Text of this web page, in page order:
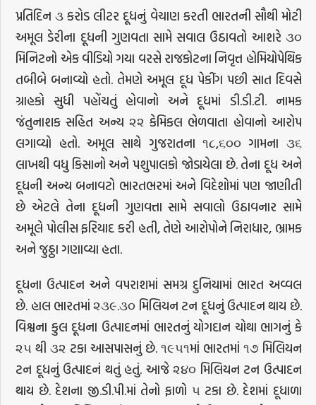
પ્રતિદિન ૩ કરોડ લીટર દૂધનું વેચાણ કરતી ભારતની સૌથી મોટી
અમૂલ ડેરીના દૂધની ગુણવતા સામે સવાલ ઉઠાવતો આશરે ૩૦
મિનિટનો એક વીડિયો ગયા વરસે રાજકોટના નિવૃત્ત હોમિયોપેથિક
તબીબે બનાવ્યો હતો. તેમણે અમૂલ દૂધ પેકીંગ પછી સાત દિવસે
ગ્રાહકો સુધી પહોંચતું હોવાનો અને દૂધમાં ડી.ડી.ટી. નામક
જંતુનાશક સહિત અન્ય ૨૨ કેમિકલ ભેળવાતા હોવાનો આરોપ
લગાવ્યો હતો. અમૂલ સાથે ગુજરાતના ૧૮,૬૦૦ ગામના ૩૬
લાખથી વધુ કિસાનો અને પશુપાલકો જોડાયેલા છે. તેના દૂધ અને
દૂધની અન્ય બનાવટો ભારતભરમાં અને વિદેશોમાં પણ જાણીતી
છે એટલે તેના દૂધની ગુણવત્તા સામે સવાલો ઉઠાવનાર સામે
અમૂલે પોલીસ ફરિયાદ કરી હતી, તેણે આરોપોને નિરાધાર, ભ્રામક
અને જુઠ્ઠા ગણાવ્યા હતા.
દૂધના ઉત્પાદન અને વપરાશમાં સમગ્ર દુનિયામાં ભારત અવ્વલ
છે. હાલ ભારતમાં ૨૩૯.૩૦ મિલિયન ટન દૂધનું ઉત્પાદન થાય છે.
વિશ્વના કુલ દૂધના ઉત્પાદનમાં ભારતનું યોગદાન ચોથા ભાગનું કે
૨૫ થી ૩૨ ટકા આસપાસનું છે. ૧૯૫૧માં ભારતમાં ૧૭ મિલિયન
ટન દૂધનું ઉત્પાદનં થતું હતું. આજે ૨૪૦ મિલિયન ટન ઉત્પાદન
થાય છે. દેશના જી.ડી.પી.માં તેનો ફાળો ૫ ટકા છે. દેશમાં દૂધાળા